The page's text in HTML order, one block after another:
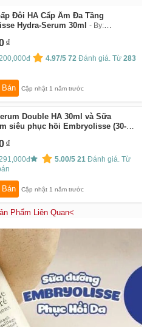
Đôi HA Cẩp Ẩm Đa Tầng
Hydra-Serum 30ml
By:
4.97/5 72 Đánh giá. Từ283
Cập nhật 1 năm trước
Double HA 30ml và Sữa
siêu phục hồi Embryolisse (30-
5.00/5 21 Đánh giá. Từ
Cập nhật 1 năm trước
Phẩm Liên Quan<